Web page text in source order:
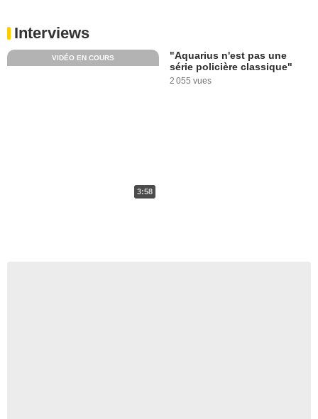
Interviews
3:58
VIDÉO EN COURS
"Aquarius n'est pas une
série policière classique"
2 055 vues